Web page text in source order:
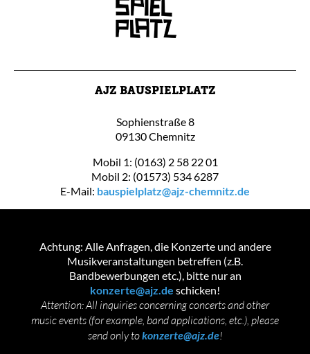
AJZ BAUSPIELPLATZ
Sophienstraße 8
09130 Chemnitz
Mobil 1: (0163) 2 58 22 01
Mobil 2: (01573) 534 6287
E-Mail: bauspielplatz@ajz-chemnitz.de
Achtung: Alle Anfragen, die Konzerte und andere
Musikveranstaltungen betreffen (z.B.
Bandbewerbungen etc.), bitte nur an
konzerte@ajz.de schicken!
Attention: All inquiries concerning concerts and other
music events (for example, band applications, etc.), please
send only tokonzerte@ajz.de!